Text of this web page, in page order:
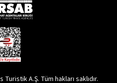
A.Ş. Tüm hakları saklıdır.